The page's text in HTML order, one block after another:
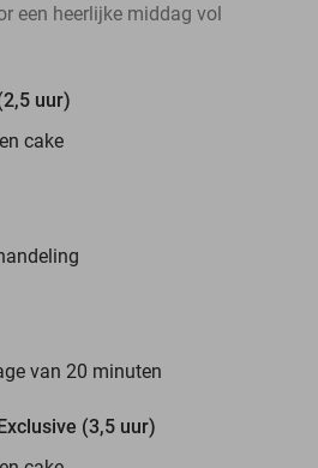
een heerlijke middag vol
uur)
cake
van 20 minuten
(3,5 uur)